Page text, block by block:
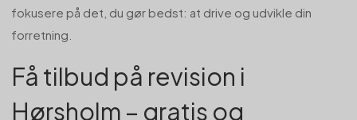
fokusere på det, du gør bedst: at drive og udvikle din
forretning.
Få tilbud på revision i
Hørsholm – gratis og